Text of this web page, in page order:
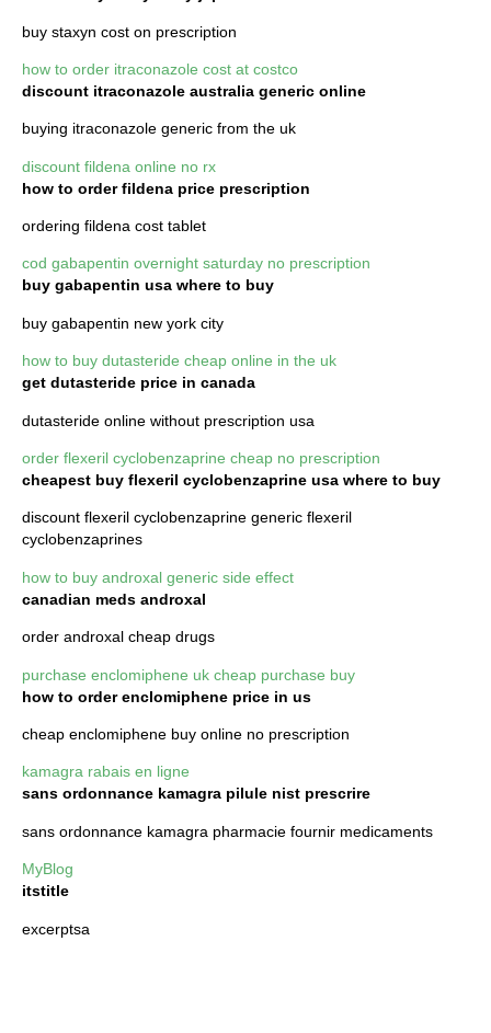
buy staxyn cost on prescription
how to order itraconazole cost at costco
discount itraconazole australia generic online
buying itraconazole generic from the uk
discount fildena online no rx
how to order fildena price prescription
ordering fildena cost tablet
cod gabapentin overnight saturday no prescription
buy gabapentin usa where to buy
buy gabapentin new york city
how to buy dutasteride cheap online in the uk
get dutasteride price in canada
dutasteride online without prescription usa
order flexeril cyclobenzaprine cheap no prescription
cheapest buy flexeril cyclobenzaprine usa where to buy
discount flexeril cyclobenzaprine generic flexeril
cyclobenzaprines
how to buy androxal generic side effect
canadian meds androxal
order androxal cheap drugs
purchase enclomiphene uk cheap purchase buy
how to order enclomiphene price in us
cheap enclomiphene buy online no prescription
kamagra rabais en ligne
sans ordonnance kamagra pilule nist prescrire
sans ordonnance kamagra pharmacie fournir medicaments
MyBlog
itstitle
excerptsa